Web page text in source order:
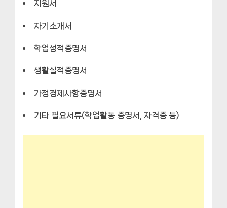
지원서
자기소개서
학업성적증명서
생활실적증명서
가정경제사항증명서
기타 필요서류(학업활동 증명서, 자격증 등)